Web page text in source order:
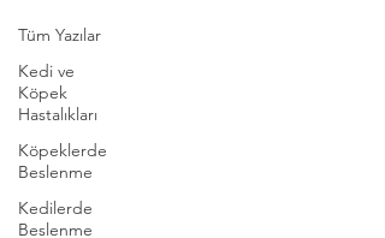
Tüm Yazılar
Kedi ve
Köpek
Hastalıkları
Köpeklerde
Beslenme
Kedilerde
Beslenme